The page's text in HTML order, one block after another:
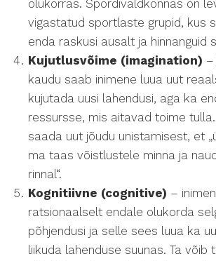
olukorras. Spordivaldkonnas on
vigastatud sportlaste grupid, kus
enda raskusi ausalt ja hinnanguid
Kujutlusvõime (imagination) –
kaudu saab inimene luua uut
kujutada uusi lahendusi, aga ka
ressursse, mis aitavad toime
saada uut jõudu unistamisest, et
ma taas võistlustele minna ja
rinnal“.
Kognitiivne (cognitive) –
ratsionaalselt endale olukorda
põhjendusi ja selle sees luua ka
liikuda lahenduse suunas. Ta võib